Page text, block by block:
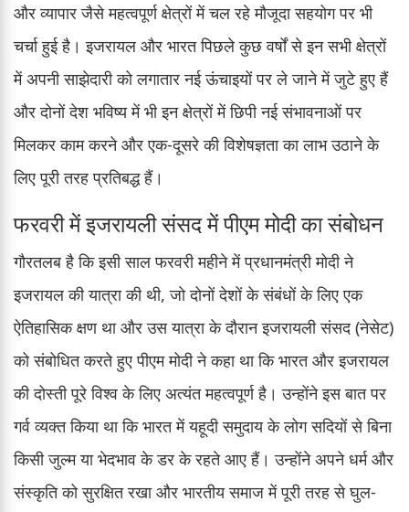
और व्यापार जैसे महत्वपूर्ण क्षेत्रों में चल रहे मौजूदा सहयोग पर भी
चर्चा हुई है। इजरायल और भारत पिछले कुछ वर्षों से इन सभी क्षेत्रों
में अपनी साझेदारी को लगातार नई ऊंचाइयों पर ले जाने में जुटे हुए हैं
और दोनों देश भविष्य में भी इन क्षेत्रों में छिपी नई संभावनाओं पर
मिलकर काम करने और एक-दूसरे की विशेषज्ञता का लाभ उठाने के
लिए पूरी तरह प्रतिबद्ध हैं।
फरवरी में इजरायली संसद में पीएम मोदी का संबोधन
गौरतलब है कि इसी साल फरवरी महीने में प्रधानमंत्री मोदी ने
इजरायल की यात्रा की थी, जो दोनों देशों के संबंधों के लिए एक
ऐतिहासिक क्षण था और उस यात्रा के दौरान इजरायली संसद (नेसेट)
को संबोधित करते हुए पीएम मोदी ने कहा था कि भारत और इजरायल
की दोस्ती पूरे विश्व के लिए अत्यंत महत्वपूर्ण है। उन्होंने इस बात पर
गर्व व्यक्त किया था कि भारत में यहूदी समुदाय के लोग सदियों से बिना
किसी जुल्म या भेदभाव के डर के रहते आए हैं। उन्होंने अपने धर्म और
संस्कृति को सुरक्षित रखा और भारतीय समाज में पूरी तरह से घुल-